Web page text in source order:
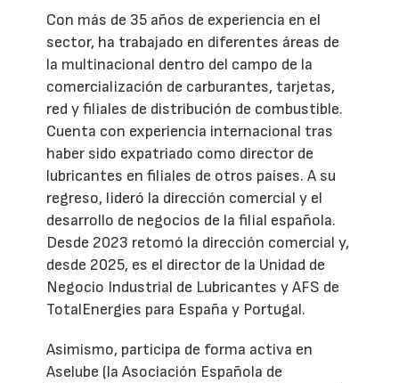
Con más de 35 años de experiencia en el
sector, ha trabajado en diferentes áreas de
la multinacional dentro del campo de la
comercialización de carburantes, tarjetas,
red y filiales de distribución de combustible.
Cuenta con experiencia internacional tras
haber sido expatriado como director de
lubricantes en filiales de otros países. A su
regreso, lideró la dirección comercial y el
desarrollo de negocios de la filial española.
Desde 2023 retomó la dirección comercial y,
desde 2025, es el director de la Unidad de
Negocio Industrial de Lubricantes y AFS de
TotalEnergies para España y Portugal.
Asimismo, participa de forma activa en
Aselube (la Asociación Española de